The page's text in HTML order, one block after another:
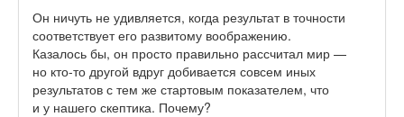
Он ничуть не удивляется, когда результат в точности
соответствует его развитому воображению.
Казалось бы, он просто правильно рассчитал мир —
но кто-то другой вдруг добивается совсем иных
результатов с тем же стартовым показателем, что
и у нашего скептика. Почему?